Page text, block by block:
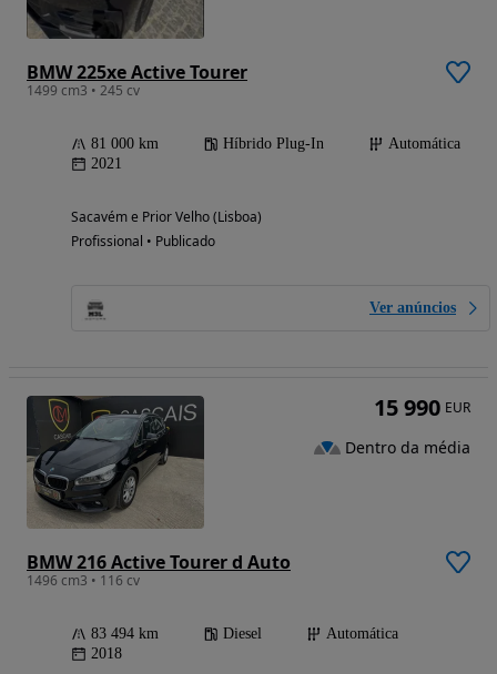
BMW 225xe Active Tourer
1499 cm3 • 245 cv
81 000 km Híbrido Plug-In
Automática
2021
Sacavém e Prior Velho (Lisboa)
Profissional • Publicado
Ver anúncios
BMW 216 Active Tourer d Auto
1496 cm3 • 116 cv
83 494 km Diesel
Automática
2018
15 990 EUR
Dentro da média